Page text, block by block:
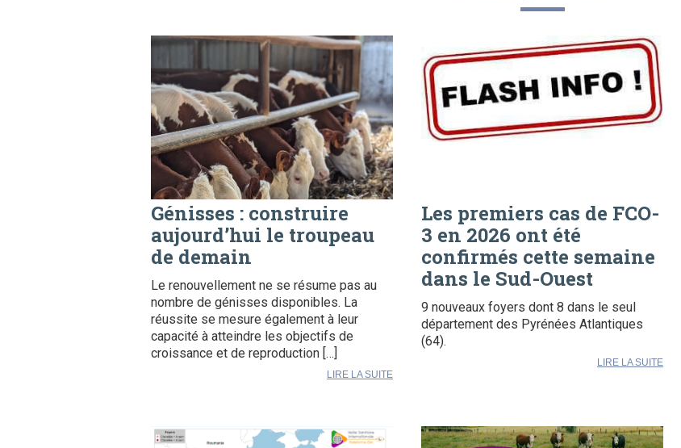
Génisses : construire
aujourd’hui le troupeau
de demain
Le renouvellement ne se résume pas au
nombre de génisses disponibles. La
réussite se mesure également à leur
capacité à atteindre les objectifs de
croissance et de reproduction […]
LIRE LA SUITE
Les premiers cas de FCO-
3 en 2026 ont été
confirmés cette semaine
dans le Sud-Ouest
9 nouveaux foyers dont 8 dans le seul
département des Pyrénées Atlantiques
(64).
LIRE LA SUITE